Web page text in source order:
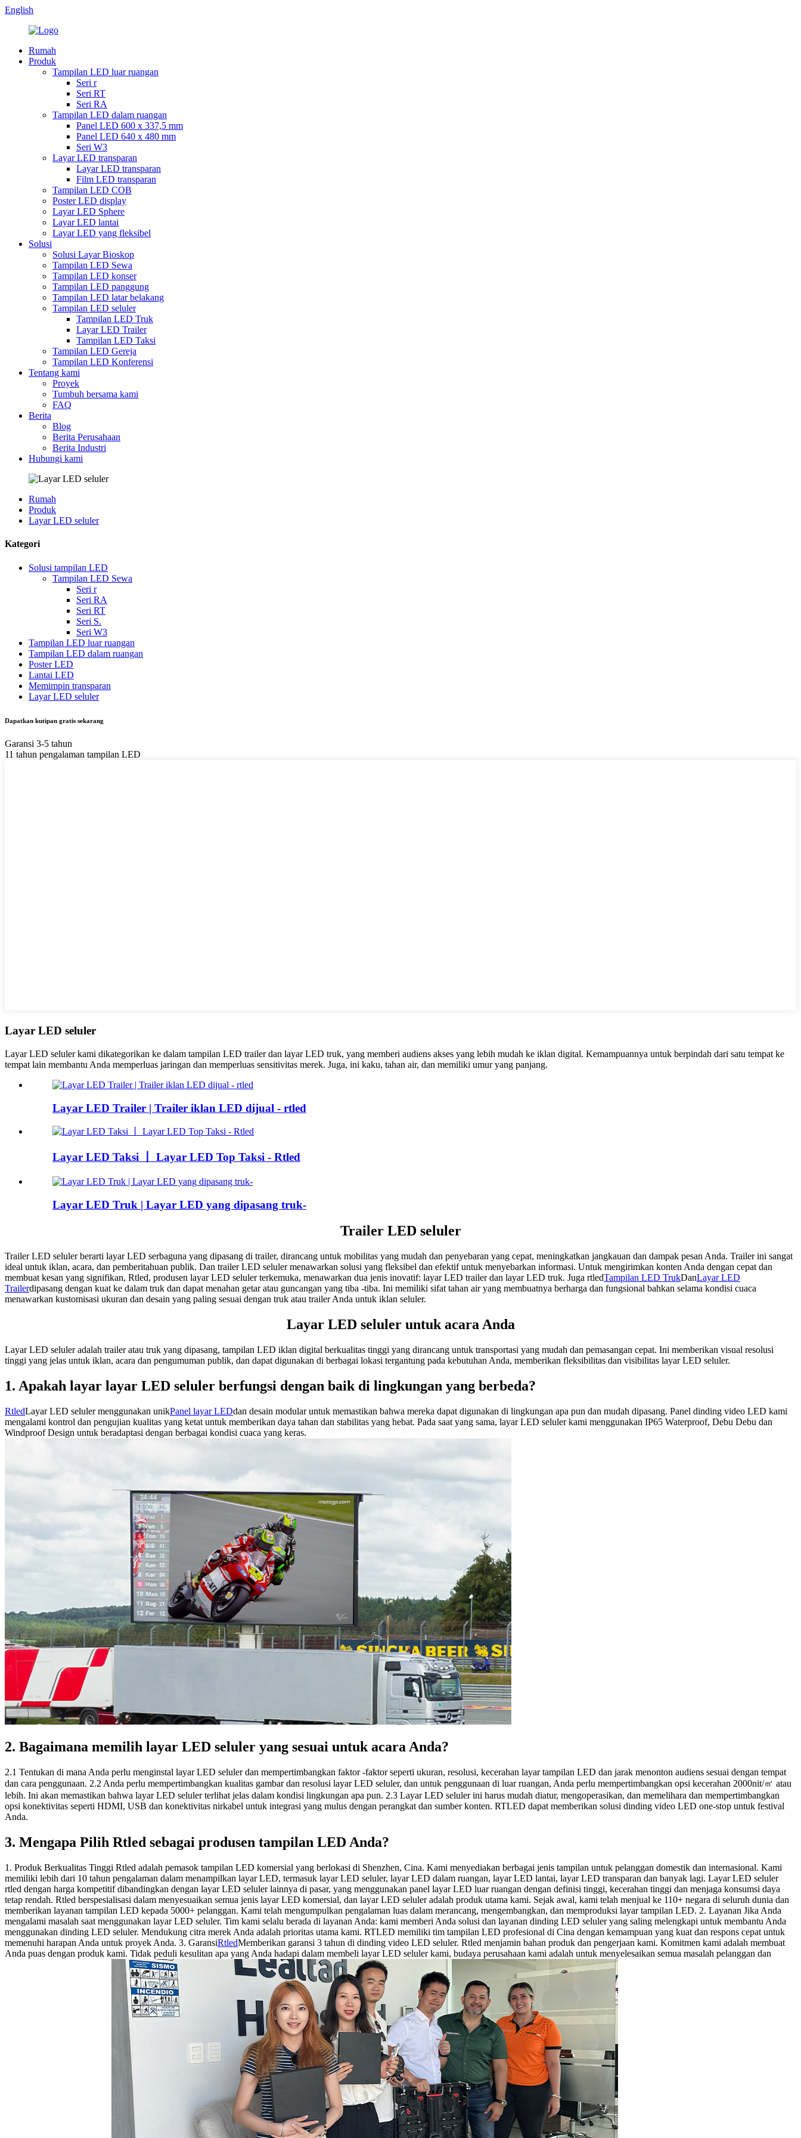
English
Rumah
Produk
Tampilan LED luar ruangan
Seri r
Seri RT
Seri RA
Tampilan LED dalam ruangan
Panel LED 600 x 337,5 mm
Panel LED 640 x 480 mm
Seri W3
Layar LED transparan
Layar LED transparan
Film LED transparan
Tampilan LED COB
Poster LED display
Layar LED Sphere
Layar LED lantai
Layar LED yang fleksibel
Solusi
Solusi Layar Bioskop
Tampilan LED Sewa
Tampilan LED konser
Tampilan LED panggung
Tampilan LED latar belakang
Tampilan LED seluler
Tampilan LED Truk
Layar LED Trailer
Tampilan LED Taksi
Tampilan LED Gereja
Tampilan LED Konferensi
Tentang kami
Proyek
Tumbuh bersama kami
FAQ
Berita
Blog
Berita Perusahaan
Berita Industri
Hubungi kami
Rumah
Produk
Layar LED seluler
Kategori
Solusi tampilan LED
Tampilan LED Sewa
Seri r
Seri RA
Seri RT
Seri S.
Seri W3
Tampilan LED luar ruangan
Tampilan LED dalam ruangan
Poster LED
Lantai LED
Memimpin transparan
Layar LED seluler
Dapatkan kutipan gratis sekarang
Garansi 3-5 tahun
11 tahun pengalaman tampilan LED
Layar LED seluler
Layar LED seluler kami dikategorikan ke dalam tampilan LED trailer dan layar LED truk, yang memberi audiens akses yang lebih mudah ke iklan digital. Kemampuannya untuk berpindah dari satu tempat ke
tempat lain membantu Anda memperluas jaringan dan memperluas sensitivitas merek. Juga, ini kaku, tahan air, dan memiliki umur yang panjang.
Layar LED Trailer | Trailer iklan LED dijual - rtled
Layar LED Taksi 丨 Layar LED Top Taksi - Rtled
Layar LED Truk | Layar LED yang dipasang truk-
Trailer LED seluler
Trailer LED seluler berarti layar LED serbaguna yang dipasang di trailer, dirancang untuk mobilitas yang mudah dan penyebaran yang cepat, meningkatkan jangkauan dan dampak pesan Anda. Trailer ini sangat
ideal untuk iklan, acara, dan pemberitahuan publik. Dan trailer LED seluler menawarkan solusi yang fleksibel dan efektif untuk menyebarkan informasi. Untuk mengirimkan konten Anda dengan cepat dan
membuat kesan yang signifikan, Rtled, produsen layar LED seluler terkemuka, menawarkan dua jenis inovatif: layar LED trailer dan layar LED truk. Juga rtledTampilan LED TrukDanLayar LED
Trailerdipasang dengan kuat ke dalam truk dan dapat menahan getar atau guncangan yang tiba -tiba. Ini memiliki sifat tahan air yang membuatnya berharga dan fungsional bahkan selama kondisi cuaca
menawarkan kustomisasi ukuran dan desain yang paling sesuai dengan truk atau trailer Anda untuk iklan seluler.
Layar LED seluler untuk acara Anda
Layar LED seluler adalah trailer atau truk yang dipasang, tampilan LED iklan digital berkualitas tinggi yang dirancang untuk transportasi yang mudah dan pemasangan cepat. Ini memberikan visual resolusi
tinggi yang jelas untuk iklan, acara dan pengumuman publik, dan dapat digunakan di berbagai lokasi tergantung pada kebutuhan Anda, memberikan fleksibilitas dan visibilitas layar LED seluler.
1. Apakah layar layar LED seluler berfungsi dengan baik di lingkungan yang berbeda?
RtledLayar LED seluler menggunakan unikPanel layar LEDdan desain modular untuk memastikan bahwa mereka dapat digunakan di lingkungan apa pun dan mudah dipasang. Panel dinding video LED kami
mengalami kontrol dan pengujian kualitas yang ketat untuk memberikan daya tahan dan stabilitas yang hebat. Pada saat yang sama, layar LED seluler kami menggunakan IP65 Waterproof, Debu Debu dan
Windproof Design untuk beradaptasi dengan berbagai kondisi cuaca yang keras.
2. Bagaimana memilih layar LED seluler yang sesuai untuk acara Anda?
2.1 Tentukan di mana Anda perlu menginstal layar LED seluler dan mempertimbangkan faktor -faktor seperti ukuran, resolusi, kecerahan layar tampilan LED dan jarak menonton audiens sesuai dengan tempat
dan cara penggunaan. 2.2 Anda perlu mempertimbangkan kualitas gambar dan resolusi layar LED seluler, dan untuk penggunaan di luar ruangan, Anda perlu mempertimbangkan opsi kecerahan 2000nit/㎡ atau
lebih. Ini akan memastikan bahwa layar LED seluler terlihat jelas dalam kondisi lingkungan apa pun. 2.3 Layar LED seluler ini harus mudah diatur, mengoperasikan, dan memelihara dan mempertimbangkan
opsi konektivitas seperti HDMI, USB dan konektivitas nirkabel untuk integrasi yang mulus dengan perangkat dan sumber konten. RTLED dapat memberikan solusi dinding video LED one-stop untuk festival
Anda.
3. Mengapa Pilih Rtled sebagai produsen tampilan LED Anda?
1. Produk Berkualitas Tinggi Rtled adalah pemasok tampilan LED komersial yang berlokasi di Shenzhen, Cina. Kami menyediakan berbagai jenis tampilan untuk pelanggan domestik dan internasional. Kami
memiliki lebih dari 10 tahun pengalaman dalam menampilkan layar LED, termasuk layar LED seluler, layar LED dalam ruangan, layar LED lantai, layar LED transparan dan banyak lagi. Layar LED seluler
rtled dengan harga kompetitif dibandingkan dengan layar LED seluler lainnya di pasar, yang menggunakan panel layar LED luar ruangan dengan definisi tinggi, kecerahan tinggi dan menjaga konsumsi daya
tetap rendah. Rtled berspesialisasi dalam menyesuaikan semua jenis layar LED komersial, dan layar LED seluler adalah produk utama kami. Sejak awal, kami telah menjual ke 110+ negara di seluruh dunia dan
memberikan layanan tampilan LED kepada 5000+ pelanggan. Kami telah mengumpulkan pengalaman luas dalam merancang, mengembangkan, dan memproduksi layar tampilan LED. 2. Layanan Jika Anda
mengalami masalah saat menggunakan layar LED seluler. Tim kami selalu berada di layanan Anda: kami memberi Anda solusi dan layanan dinding LED seluler yang saling melengkapi untuk membantu Anda
menggunakan dinding LED seluler. Mendukung citra merek Anda adalah prioritas utama kami. RTLED memiliki tim tampilan LED profesional di Cina dengan kemampuan yang kuat dan respons cepat untuk
memenuhi harapan Anda untuk proyek Anda. 3. GaransiRtledMemberikan garansi 3 tahun di dinding video LED seluler. Rtled menjamin bahan produk dan pengerjaan kami. Komitmen kami adalah membuat
Anda puas dengan produk kami. Tidak peduli kesulitan apa yang Anda hadapi dalam membeli layar LED seluler kami, budaya perusahaan kami adalah untuk menyelesaikan semua masalah pelanggan dan